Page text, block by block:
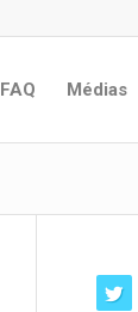
FAQ Médias